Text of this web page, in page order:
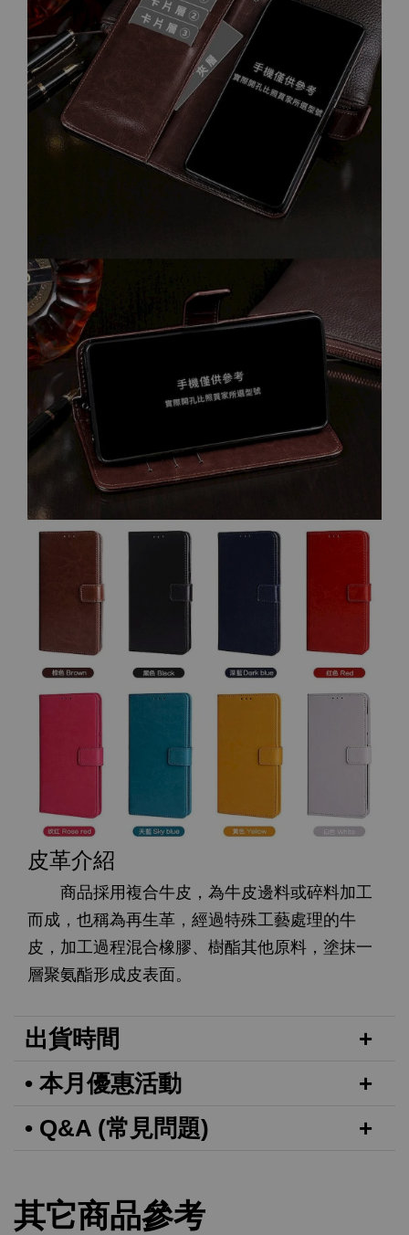
皮革介紹
商品採用複合牛皮，為牛皮邊料或碎料加工
而成，也稱為再生革，經過特殊工藝處理的牛
皮，加工過程混合橡膠、樹酯其他原料，塗抹一
層聚氨酯形成皮表面。
出貨時間
• 本月優惠活動
• Q&A (常見問題)
其它商品參考